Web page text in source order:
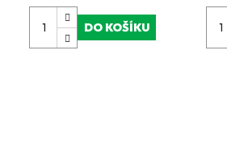
DO KOŠÍKU